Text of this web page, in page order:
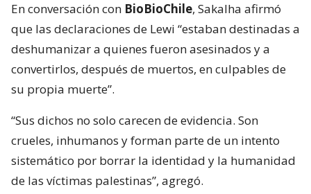
En conversación con BioBioChile, Sakalha afirmó
que las declaraciones de Lewi “estaban destinadas a
deshumanizar a quienes fueron asesinados y a
convertirlos, después de muertos, en culpables de
su propia muerte”.
“Sus dichos no solo carecen de evidencia. Son
crueles, inhumanos y forman parte de un intento
sistemático por borrar la identidad y la humanidad
de las víctimas palestinas”, agregó.